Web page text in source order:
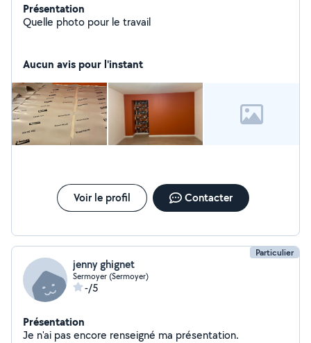
Présentation
Quelle photo pour le travail
Aucun avis pour l'instant
Voir le profil Contacter
Particulier
jenny ghignet
Sermoyer (Sermoyer)
-/5
Présentation
Je n'ai pas encore renseigné ma présentation.